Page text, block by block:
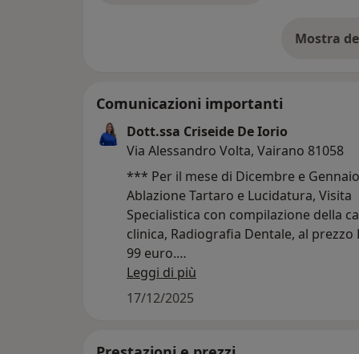
Mostra
Comunicazioni importanti
Dott.ssa Criseide De Iorio
Via Alessandro Volta, Vairano 81058
*** Per il mese di Dicembre e
Ablazione Tartaro e Lucidatura, Visita
Specialistica con compilazione della
clinica, Radiografia Dentale, al prezzo
99 euro.
Non esitare a contattarmi e prenotare
Leggi di più
17/12/2025